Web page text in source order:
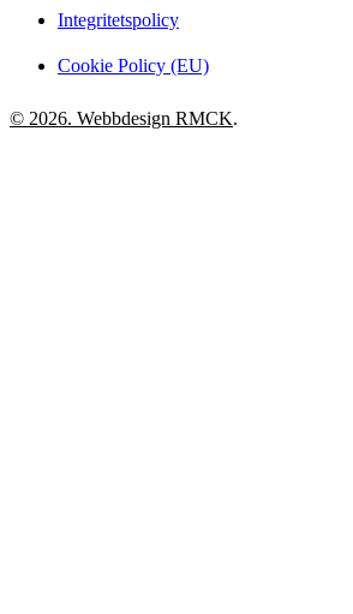
Integritetspolicy
Cookie Policy (EU)
© 2026. Webbdesign RMCK.